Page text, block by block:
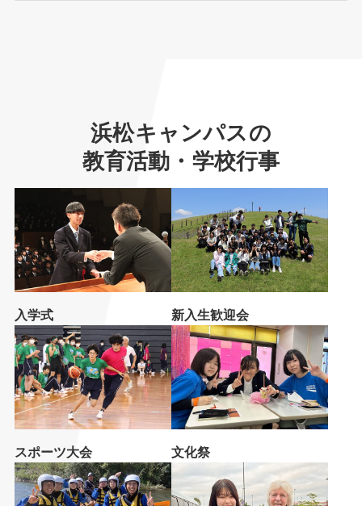
浜松キャンパスの
教育活動・学校行事
入学式 新入生歓迎会
スポーツ大会 文化祭